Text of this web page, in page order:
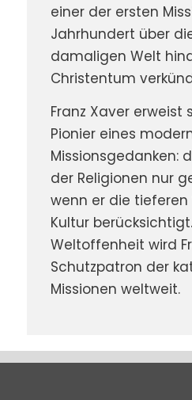
einer der ersten
Jahrhundert über
damaligen Welt
Christentum
Franz Xaver erweist
Pionier eines
Missionsgedanken:
der Religionen nur
wenn er die tieferen
Kultur
Weltoffenheit wird
Schutzpatron der
Missionen weltweit.